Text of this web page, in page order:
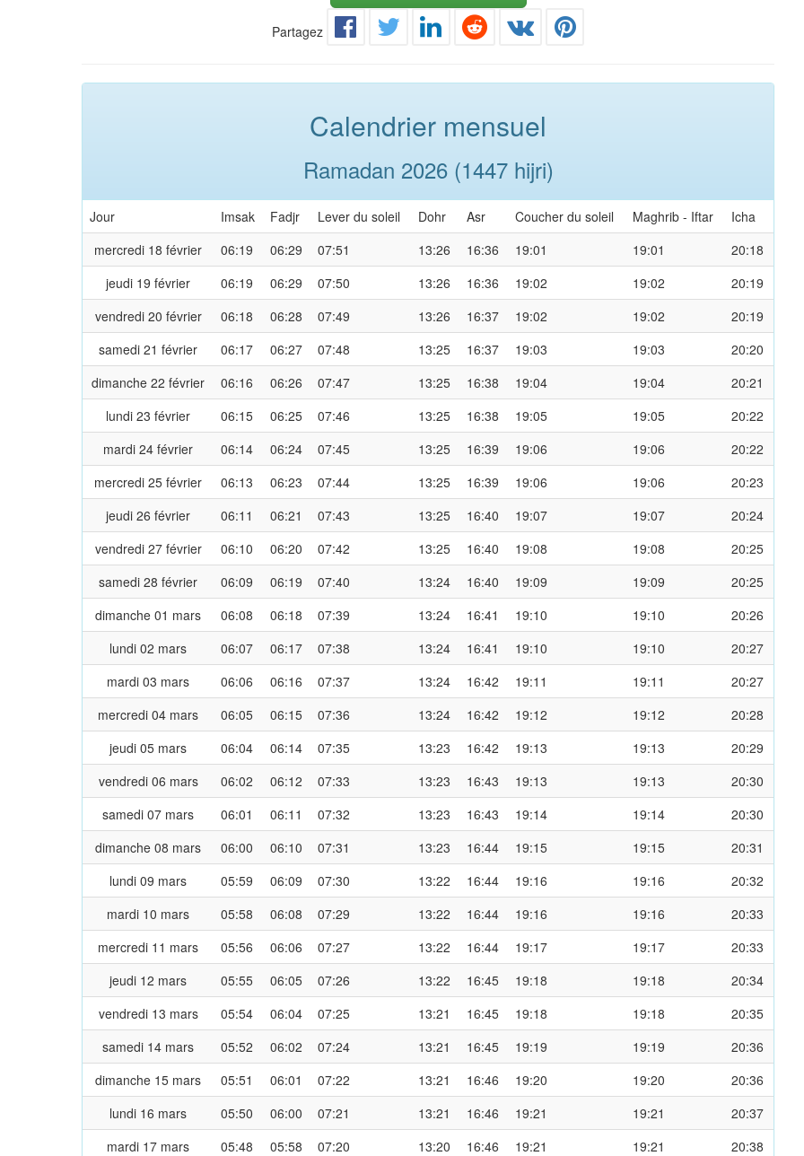
Partagez
Calendrier mensuel
Ramadan 2026 (1447 hijri)
Jour Imsak Fadjr Lever du soleil Dohr Asr Coucher du soleil Maghrib - Iftar
Icha
mercredi 18 février
06:19 06:29 07:51 13:26 16:36 19:01 19:01
20:18
jeudi 19 février
06:19 06:29 07:50 13:26 16:36 19:02 19:02
20:19
vendredi 20 février
06:18 06:28 07:49 13:26 16:37 19:02 19:02
20:19
samedi 21 février
06:17 06:27 07:48 13:25 16:37 19:03 19:03
20:20
dimanche 22 février
06:16 06:26 07:47 13:25 16:38 19:04 19:04
20:21
lundi 23 février
06:15 06:25 07:46 13:25 16:38 19:05 19:05
20:22
mardi 24 février
06:14 06:24 07:45 13:25 16:39 19:06 19:06
20:22
mercredi 25 février
06:13 06:23 07:44 13:25 16:39 19:06 19:06
20:23
jeudi 26 février
06:11 06:21 07:43 13:25 16:40 19:07 19:07
20:24
vendredi 27 février
06:10 06:20 07:42 13:25 16:40 19:08 19:08
20:25
samedi 28 février
06:09 06:19 07:40 13:24 16:40 19:09 19:09
20:25
dimanche 01 mars
06:08 06:18 07:39 13:24 16:41 19:10 19:10
20:26
lundi 02 mars
06:07 06:17 07:38 13:24 16:41 19:10 19:10
20:27
mardi 03 mars
06:06 06:16 07:37 13:24 16:42 19:11 19:11
20:27
mercredi 04 mars
06:05 06:15 07:36 13:24 16:42 19:12 19:12
20:28
jeudi 05 mars
06:04 06:14 07:35 13:23 16:42 19:13 19:13
20:29
vendredi 06 mars
06:02 06:12 07:33 13:23 16:43 19:13 19:13
20:30
samedi 07 mars
06:01 06:11 07:32 13:23 16:43 19:14 19:14
20:30
dimanche 08 mars
06:00 06:10 07:31 13:23 16:44 19:15 19:15
20:31
lundi 09 mars
05:59 06:09 07:30 13:22 16:44 19:16 19:16
20:32
mardi 10 mars
05:58 06:08 07:29 13:22 16:44 19:16 19:16
20:33
mercredi 11 mars
05:56 06:06 07:27 13:22 16:44 19:17 19:17
20:33
jeudi 12 mars
05:55 06:05 07:26 13:22 16:45 19:18 19:18
20:34
vendredi 13 mars
05:54 06:04 07:25 13:21 16:45 19:18 19:18
20:35
samedi 14 mars
05:52 06:02 07:24 13:21 16:45 19:19 19:19
20:36
dimanche 15 mars
05:51 06:01 07:22 13:21 16:46 19:20 19:20
20:36
lundi 16 mars
05:50 06:00 07:21 13:21 16:46 19:21 19:21
20:37
mardi 17 mars
05:48 05:58 07:20 13:20 16:46 19:21 19:21
20:38